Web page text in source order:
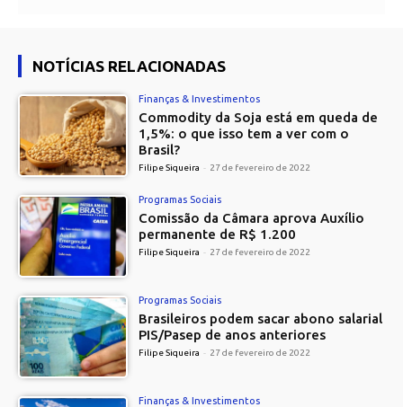
NOTÍCIAS RELACIONADAS
Finanças & Investimentos
Commodity da Soja está em queda de
1,5%: o que isso tem a ver com o
Brasil?
Filipe Siqueira - 27 de fevereiro de 2022
Programas Sociais
Comissão da Câmara aprova Auxílio
permanente de R$ 1.200
Filipe Siqueira - 27 de fevereiro de 2022
Programas Sociais
Brasileiros podem sacar abono salarial
PIS/Pasep de anos anteriores
Filipe Siqueira - 27 de fevereiro de 2022
Finanças & Investimentos